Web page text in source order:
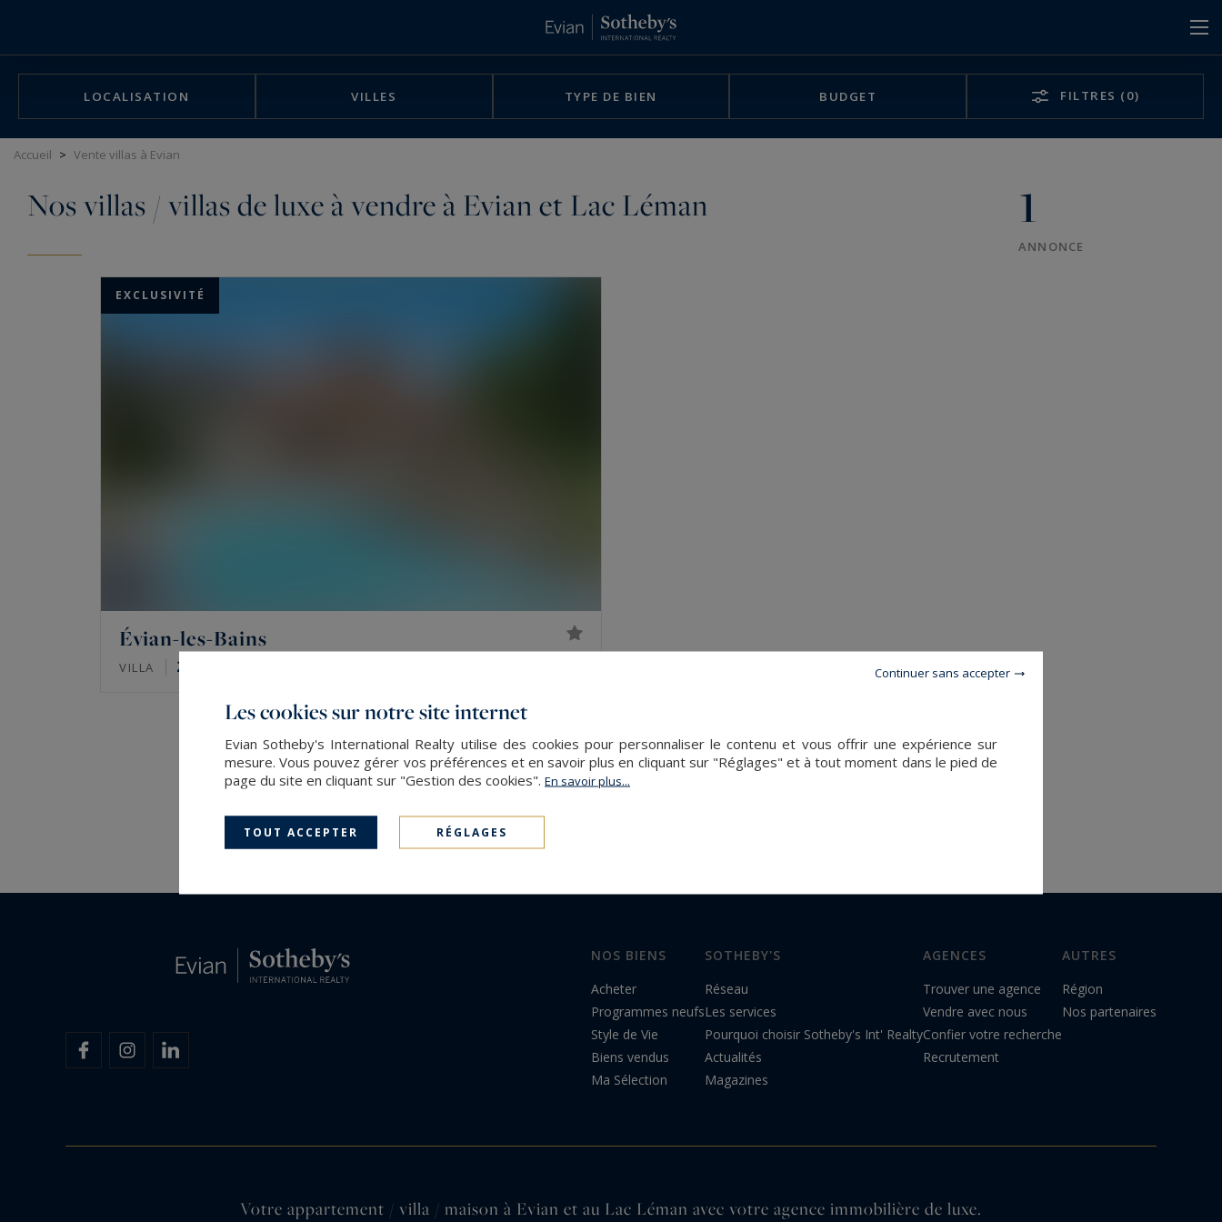
LOCALISATION VILLES TYPE DE BIEN BUDGET FILTRES (0)
Accueil > Vente villas à Evian
Nos villas / villas de luxe à vendre à Evian et Lac Léman 1
ANNONCE
EXCLUSIVITÉ
Évian-les-Bains
VILLA 266
NOS BIENS
Acheter
Programmes neufs
Style de Vie
Biens vendus
Ma Sélection
SOTHEBY'S
Réseau
Les services
Pourquoi choisir Sotheby's Int' Realty
Actualités
Magazines
AGENCES
Trouver une agence
Vendre avec nous
Confier votre recherche
Recrutement
AUTRES
Région
Nos partenaires
Votre appartement / villa / maison à Evian et au Lac Léman avec votre agence immobilière de luxe.
Les cookies sur notre site internet
Evian Sotheby's International Realty utilise des cookies pour personnaliser le contenu et vous offrir une expérience sur
mesure. Vous pouvez gérer vos préférences et en savoir plus en cliquant sur "Réglages" et à tout moment dans le pied de
page du site en cliquant sur "Gestion des cookies". En savoir plus...
TOUT ACCEPTER RÉGLAGES
Continuer sans accepter